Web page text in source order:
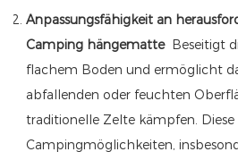
Anpassungsfähigkeit an
Camping hängematte Beseitigt
flachem Boden und ermöglicht
abfallenden oder feuchten
traditionelle Zelte kämpfen.
Campingmöglichkeiten,